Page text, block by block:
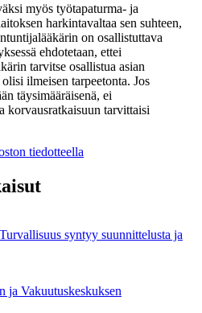
myös työtapaturma- ja
harkintavaltaa sen suhteen,
on osallistuttava
ehdotetaan, ettei
tarvitse osallistua asian
ilmeisen tarpeetonta. Jos
täysimääräisenä, ei
korvausratkaisuun tarvittaisi
tiedotteella
syntyy suunnittelusta ja
ja Vakuutuskeskuksen